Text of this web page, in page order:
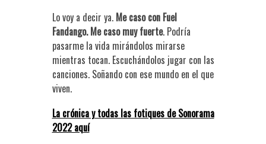
Lo voy a decir ya. Me caso con Fuel
Fandango. Me caso muy fuerte. Podría
pasarme la vida mirándolos mirarse
mientras tocan. Escuchándolos jugar con las
canciones. Soñando con ese mundo en el que
viven.
La crónica y todas las fotiques de Sonorama
2022 aquí